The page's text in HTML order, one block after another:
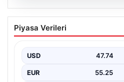
Kelebek chat adresi
Seviyeli Adresi Ve
kurması kritik bir değer
olarak…
Piyasa Verileri
USD 47.74
EUR 55.25